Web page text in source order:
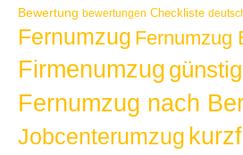
Bewertung bewertungen Checkliste
Fernumzug Fernumzug
Firmenumzug günstig
Fernumzug nach
Jobcenterumzug